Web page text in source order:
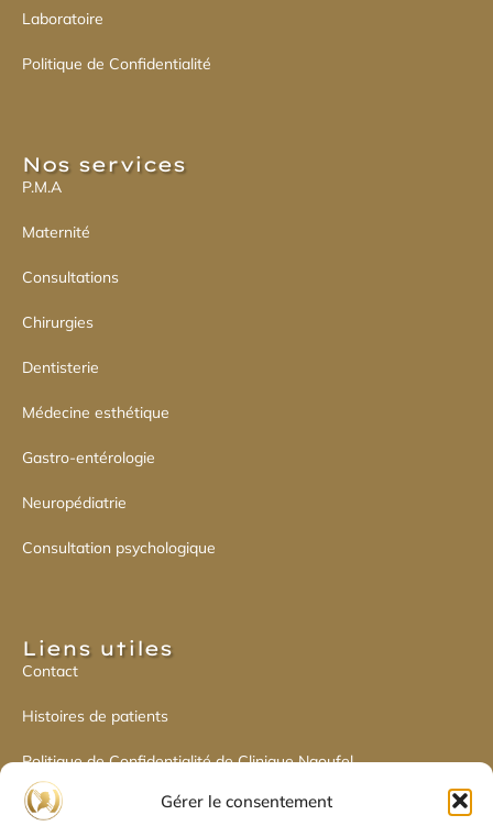
Gérer le consentement
Laboratoire
Politique de Confidentialité
Nos services​
P.M.A
Maternité
Consultations
Chirurgies
Dentisterie
Médecine esthétique
Gastro-entérologie
Neuropédiatrie
Consultation psychologique
Liens utiles​
Contact
Histoires de patients
Politique de Confidentialité de Clinique Naoufel
Politique de cookies